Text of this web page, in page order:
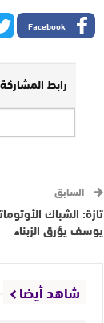
Facebook
رابط
السابق
تازة: الشباك
يوسف يؤرق الزبناء
شاهد أيضا